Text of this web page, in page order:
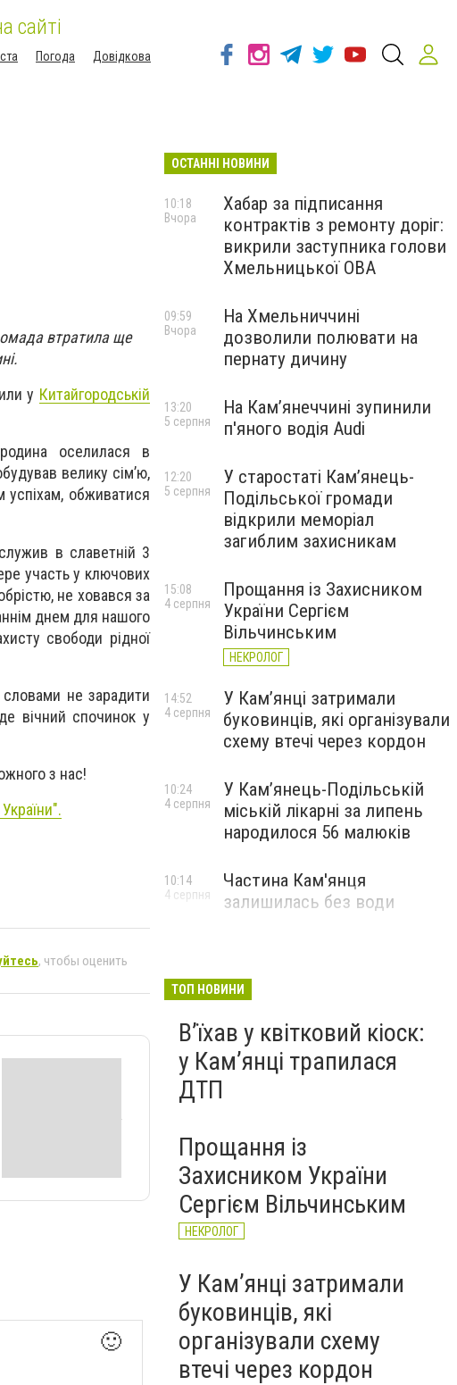
сайті
Погода
Довідкова
втратила ще
у Китайгородській
оселилася в
велику сім’ю,
успіхам, обживатися
в славетній 3
участь у ключових
не ховався за
днем для нашого
свободи рідної
не зарадити
вічний спочинок у
з нас!
, чтобы оценить
🙂
ОСТАННІ НОВИНИ
Хабар за підписання
контрактів з ремонту доріг:
викрили заступника голови
Хмельницької ОВА
10:18
Вчора
На Хмельниччині
дозволили полювати на
пернату дичину
09:59
Вчора
На Камʼянеччині зупинили
п'яного водія Audi
13:20
5 серпня
У старостаті Кам’янець-
Подільської громади
відкрили меморіал
загиблим захисникам
12:20
5 серпня
Прощання із Захисником
України Сергієм
Вільчинським
НЕКРОЛОГ
15:08
4 серпня
У Кам’янці затримали
буковинців, які організували
схему втечі через кордон
14:52
4 серпня
У Кам’янець-Подільській
міській лікарні за липень
народилося 56 малюків
10:24
4 серпня
Частина Кам'янця
залишилась без води
10:14
4 серпня
ТОП НОВИНИ
Вʼїхав у квітковий кіоск:
у Камʼянці трапилася
ДТП
Прощання із
Захисником України
Сергієм Вільчинським
НЕКРОЛОГ
У Кам’янці затримали
буковинців, які
організували схему
втечі через кордон